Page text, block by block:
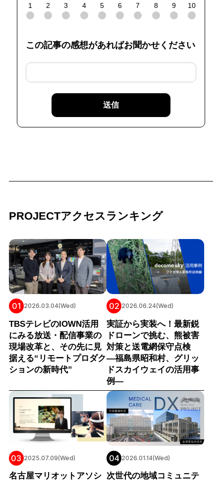
1
2 3 4 5 6 7 8 9 10
この記事の感想があればお聞かせください
送信
PROJECTアクセスランキング
01 2026.03.04(Wed)
TBSテレビのIOWN活用
にみる放送・配信事業の
現場改革と、その先に見
据える“リモートプロダク
ションの新時代”
02 2026.06.24(Wed)
実証から実装へ！最新鋭
ドローンで挑む、熊被害
対策と送電網保守点検
―福島県昭和村、グリッ
ドスカイウェイの活用事
例―
03 2025.07.09(Wed)
名古屋マリオットアソシ
04 2026.01.14(Wed)
次世代の地域コミュニテ